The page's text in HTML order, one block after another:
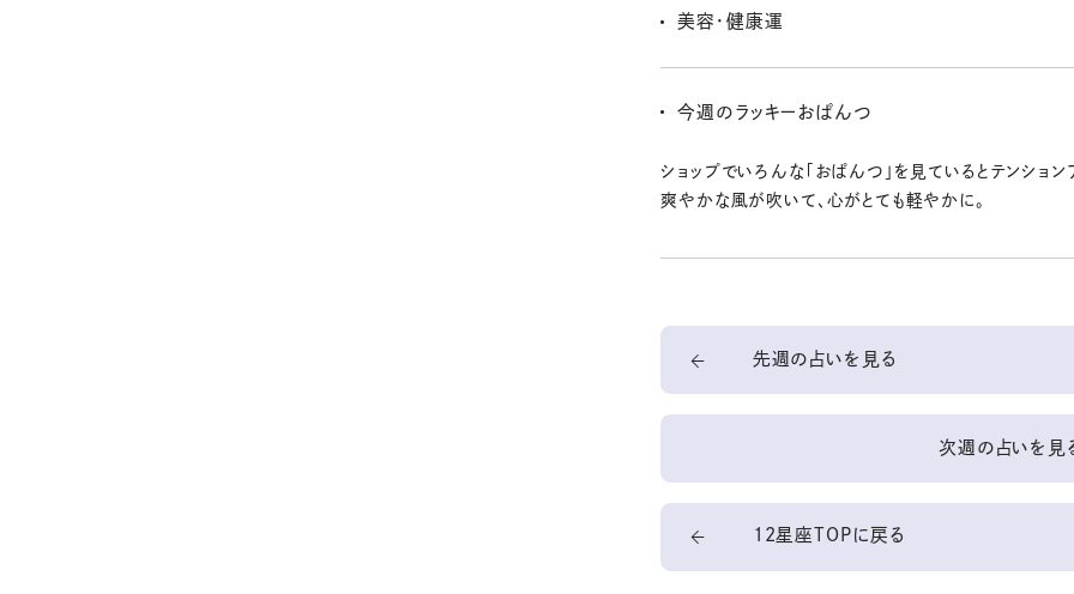
ないかも。寄り道すると物欲がヤバイ〜!? 派手な買い
美容・健康運
て、腰まわりを絞っていきたいなー。美しく正しい姿勢を
今週のラッキーおぱんつ
ショップでいろんな「おぱんつ」を見ているとテンショ
爽やかな風が吹いて、心がとても軽やかに。
先週の占いを見る
次週の占いを見
12星座TOPに戻る